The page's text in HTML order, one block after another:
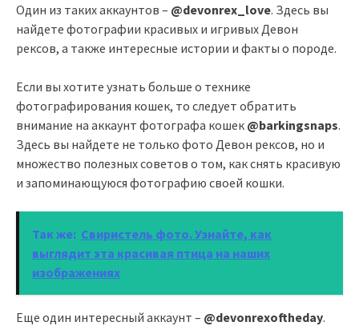
Один из таких аккаунтов – @devonrex_love. Здесь вы
найдете фотографии красивых и игривых Девон
рексов, а также интересные истории и факты о породе.
Если вы хотите узнать больше о технике
фотографирования кошек, то следует обратить
внимание на аккаунт фотографа кошек @barkingsnaps.
Здесь вы найдете не только фото Девон рексов, но и
множество полезных советов о том, как снять красивую
и запоминающуюся фотографию своей кошки.
Так же: Свиристель фото. Узнайте, как
выглядит эта красивая птица на наших
изображениях
Еще один интересный аккаунт – @devonrexoftheday.